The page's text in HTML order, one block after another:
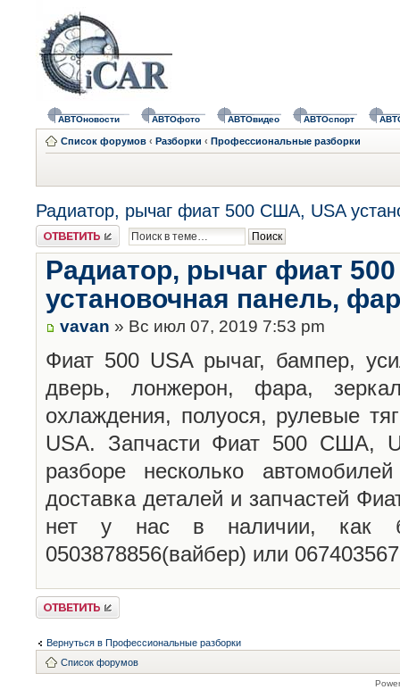
АВТОновости АВТОфото АВТОвидео АВТОспорт
Список форумов ‹ Разборки ‹ Профессиональные разборки
Радиатор, рычаг фиат 500 США, USA
Ответить
Радиатор, рычаг фиат
установочная панель,
vavan » Вс июл 07, 2019 7:53 pm
Фиат 500 USA рычаг, бампер,
дверь, лонжерон, фара,
охлаждения, полуося, рулевые
USA. Запчасти Фиат 500 США,
разборе несколько
доставка деталей и запчастей
нет у нас в наличии, как
0503878856(вайбер) или
Ответить
Вернуться в Профессиональные разборки
Список форумов